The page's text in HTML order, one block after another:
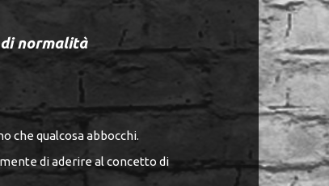
normalità
che qualcosa abbocchi.
di aderire al concetto di